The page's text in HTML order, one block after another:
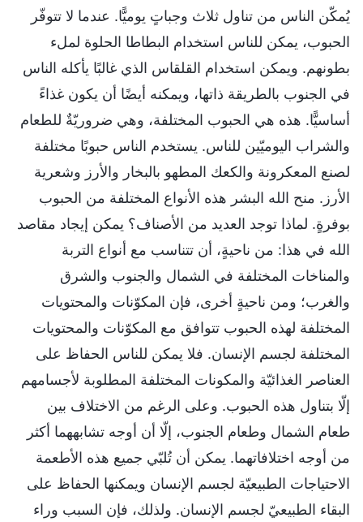
يُمكّن الناس من تناول ثلاث وجباتٍ يوميًّا. عندما لا تتوفّر
الحبوب، يمكن للناس استخدام البطاطا الحلوة لملء
بطونهم. ويمكن استخدام القلقاس الذي غالبًا يأكله الناس
في الجنوب بالطريقة ذاتها، ويمكنه أيضًا أن يكون غذاءً
أساسيًّا. هذه هي الحبوب المختلفة، وهي ضروريّةٌ للطعام
والشراب اليوميّين للناس. يستخدم الناس حبوبًا مختلفة
لصنع المعكرونة والكعك المطهو بالبخار والأرز وشعرية
الأرز. منح الله البشر هذه الأنواع المختلفة من الحبوب
بوفرةٍ. لماذا توجد العديد من الأصناف؟ يمكن إيجاد مقاصد
الله في هذا: من ناحيةٍ، أن تتناسب مع أنواع التربة
والمناخات المختلفة في الشمال والجنوب والشرق
والغرب؛ ومن ناحيةٍ أخرى، فإن المكوّنات والمحتويات
المختلفة لهذه الحبوب تتوافق مع المكوّنات والمحتويات
المختلفة لجسم الإنسان. فلا يمكن للناس الحفاظ على
العناصر الغذائيّة والمكونات المختلفة المطلوبة لأجسامهم
إلّا بتناول هذه الحبوب. وعلى الرغم من الاختلاف بين
طعام الشمال وطعام الجنوب، إلّا أن أوجه تشابههما أكثر
من أوجه اختلافاتهما. يمكن أن تُلبّي جميع هذه الأطعمة
الاحتياجات الطبيعيّة لجسم الإنسان ويمكنها الحفاظ على
البقاء الطبيعيّ لجسم الإنسان. ولذلك، فإن السبب وراء